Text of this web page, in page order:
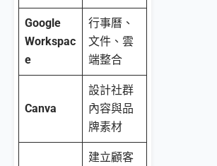
Google
Workspac
e
行事曆、
文件、雲
端整合
Canva
設計社群
內容與品
牌素材
建立顧客